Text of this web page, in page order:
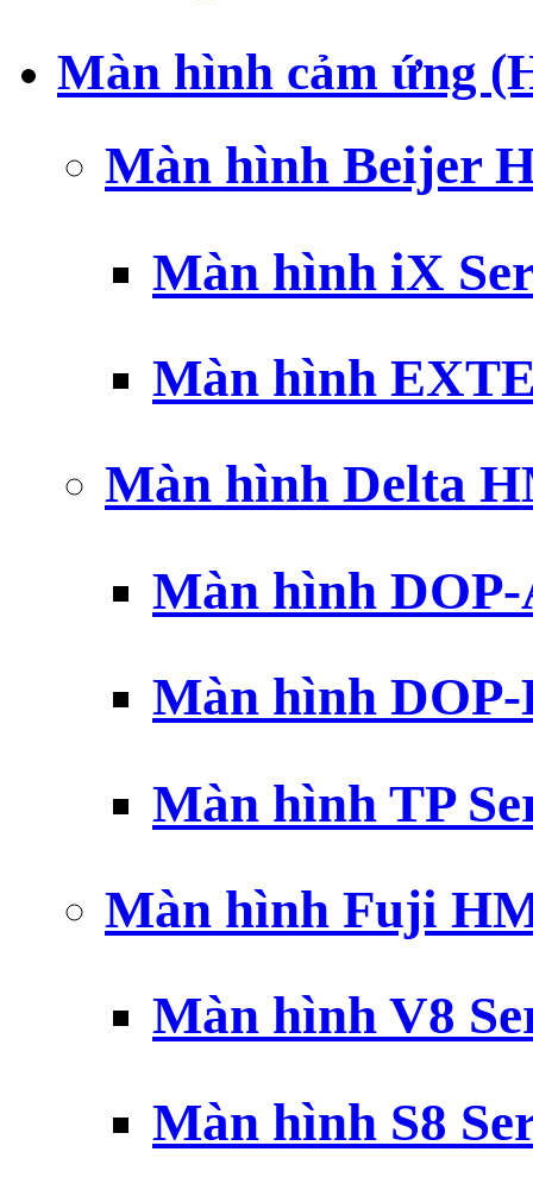
Màn hình cảm ứng
Màn hình Beijer
Màn hình iX
Màn hình
Màn hình Delta
Màn hình DOP-
Màn hình DOP-
Màn hình TP
Màn hình Fuji
Màn hình V8
Màn hình S8